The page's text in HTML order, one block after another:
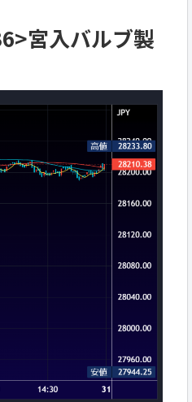
宮入バルブ製